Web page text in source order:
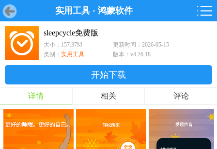
实用工具 · 鸿蒙软件
首页 游戏 软件
首页 游戏 软件 鸿蒙
游戏
鸿蒙
软件
专题
sleepcycle免费版
大小：157.37M
更新时间：2026-05-15
类别： 实用工具 版本：v4.26.18
开始下载
详情 相关 评论